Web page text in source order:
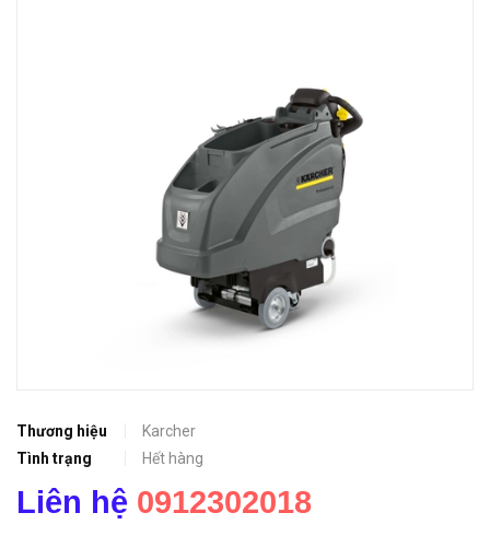
Thương hiệu
Karcher
Tình trạng
Hết hàng
Liên hệ 0912302018